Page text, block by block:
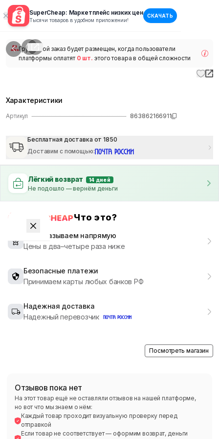
SuperCheap: Маркетплейс низких цен
Тысячи товаров в удобном приложении!
СКАЧАТЬ
1/
Групповой заказ будет размещен, когда пользователи
платформы оплатят 0 шт. этого товара в общей сложности
Характеристики
Артикул 863862166911
Бесплатная доставка от 1850
Доставим с помощью:
Лёгкий возврат 14 дней
Не подошло — вернём деньги
Что это?
Мы заказываем напрямую
Цены в два–четыре раза ниже
Безопасные платежи
Принимаем карты любых банков РФ
Надежная доставка
Надежный перевозчик
Посмотреть магазин
Отзывов пока нет
На этот товар ещё не оставляли отзывов на нашей платформе,
но вот что мы знаем о нём:
Каждый товар проходит визуальную проверку перед
отправкой
Если товар не соответствует — оформим возврат, деньги